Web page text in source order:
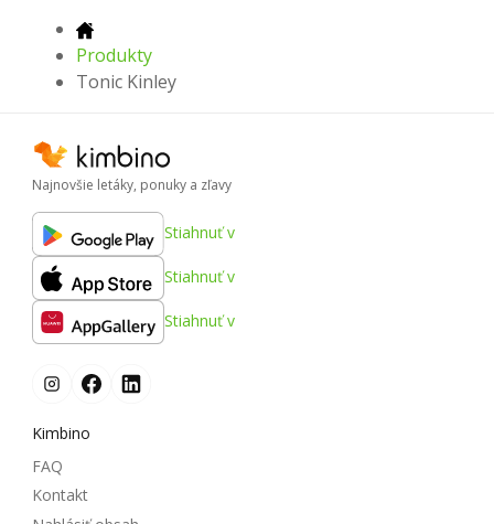
Produkty
Tonic Kinley
Najnovšie letáky, ponuky a zľavy
Stiahnuť v
Stiahnuť v
Stiahnuť v
Kimbino
FAQ
Kontakt